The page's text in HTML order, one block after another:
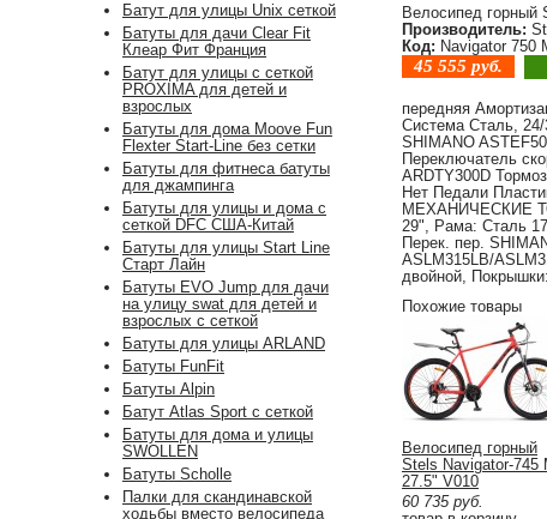
Велосипед горный
Производитель:
Код: Navigator 750
45 555 руб.
передняя
Система Сталь,
SHIMANO
Переключатель
ARDTY300D
Нет Педали
МЕХАНИЧЕСКИЕ
29", Рама: Сталь
Перек. пер.
ASLM315LB/
двойной,
Похожие товары
Велосипед горный
Stels Navigator-745
27.5" V010
60 735 руб.
Батут для улицы Unix сеткой
Батуты для дачи Clear Fit
Клеар Фит Франция
Батут для улицы с сеткой
PROXIMA для детей и
взрослых
Батуты для дома Moove Fun
Flexter Start-Line без сетки
Батуты для фитнеса батуты
для джампинга
Батуты для улицы и дома с
сеткой DFC США-Китай
Батуты для улицы Start Line
Старт Лайн
Батуты EVO Jump для дачи
на улицу swat для детей и
взрослых с сеткой
Батуты для улицы ARLAND
Батуты FunFit
Батуты Alpin
Батут Atlas Sport с сеткой
Батуты для дома и улицы
SWOLLEN
Батуты Scholle
Палки для скандинавской
ходьбы вместо велосипеда